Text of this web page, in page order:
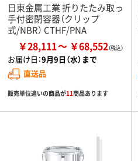
日東金属工業 折りたたみ取っ
手付密閉容器（クリップ
式/NBR） CTHF/PNA
￥28,111 ￥68,552
お届け日：9月9日（水）まで
直送品
販売単位違いの商品が11商品あります